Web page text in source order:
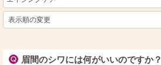
表示順の変更
眉間のシワには何がいいのですか？